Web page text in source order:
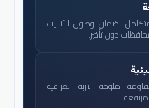
لضمان وصول الأنابيب
دون تأخير.
ملوحة التربة العراقية